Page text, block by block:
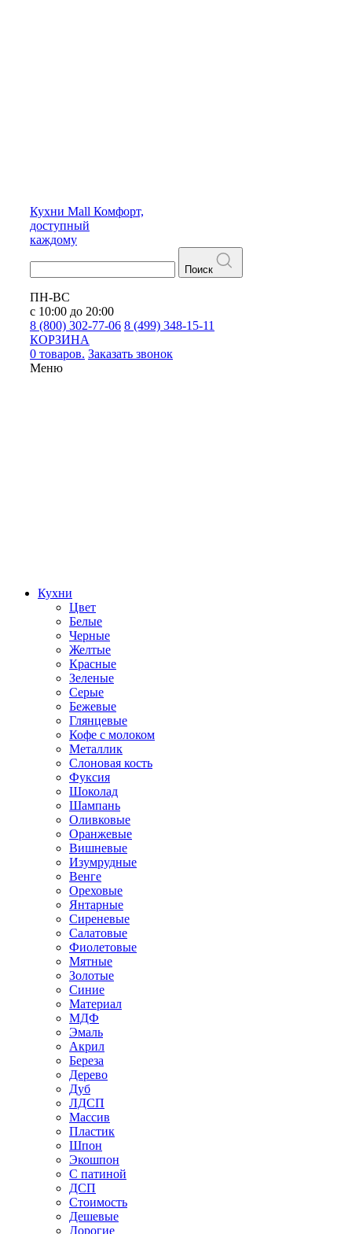
Кухни Mall Комфорт,
доступный
каждому
Поиск
ПН-ВС
с 10:00 до 20:00
8 (800) 302-77-06 8 (499) 348-15-11
КОРЗИНА
0 товаров. Заказать звонок
Меню
Кухни
Цвет
Белые
Черные
Желтые
Красные
Зеленые
Серые
Бежевые
Глянцевые
Кофе с молоком
Металлик
Слоновая кость
Фуксия
Шоколад
Шампань
Оливковые
Оранжевые
Вишневые
Изумрудные
Венге
Ореховые
Янтарные
Сиреневые
Салатовые
Фиолетовые
Мятные
Золотые
Синие
Материал
МДФ
Эмаль
Акрил
Береза
Дерево
Дуб
ЛДСП
Массив
Пластик
Шпон
Экошпон
С патиной
ДСП
Стоимость
Дешевые
Дорогие